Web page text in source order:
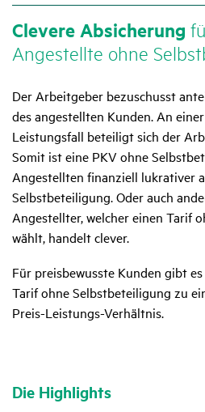
Clevere Absi­che­rung
Ange­stellte ohne
Der Arbeitgeber bezuschusst
des angestellten Kunden. An
Leistungsfall beteiligt sich der
Somit ist eine PKV ohne
Angestellten finanziell lukrativer
Selbstbeteiligung. Oder auch
Angestellter, welcher einen Tarif
wählt, handelt clever.
Für preisbewusste Kunden gibt
Tarif ohne Selbstbeteiligung zu
Preis-Leistungs-Verhältnis.
Die High­lights